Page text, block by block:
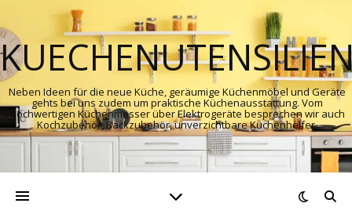
Neben Ideen für die neue Küche, geräumige Küchenmöbel und Geräte
gehts bei uns zudem um praktische Küchenausstattung. Vom
hochwertigen Küchenmesser über Elektrogeräte besprechen wir auch
Kochzubehör, Backzubehör, unverzichtbare Küchenhelfer.